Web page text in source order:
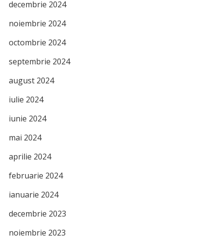
decembrie 2024
noiembrie 2024
octombrie 2024
septembrie 2024
august 2024
iulie 2024
iunie 2024
mai 2024
aprilie 2024
februarie 2024
ianuarie 2024
decembrie 2023
noiembrie 2023